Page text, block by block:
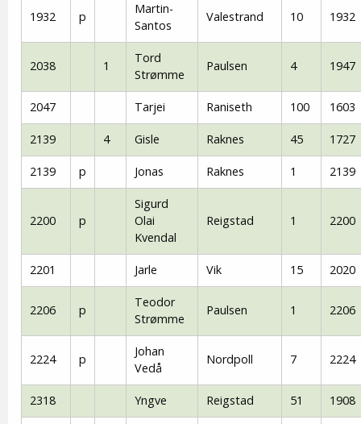
1932 p
Martin-
Santos
Valestrand 10 1932
2038 1
Tord
Strømme
Paulsen 4 1947
2047 Tarjei Raniseth 100 1603
2139 4 Gisle Raknes 45 1727
2139 p Jonas Raknes 1 2139
2200 p
Sigurd
Olai
Kvendal
Reigstad 1 2200
2201 Jarle Vik 15 2020
2206 p
Teodor
Strømme
Paulsen 1 2206
2224 p
Johan
Vedå
Nordpoll 7 2224
2318 Yngve Reigstad 51 1908